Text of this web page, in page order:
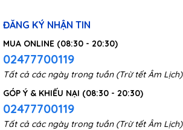
ĐĂNG KÝ NHẬN TIN
MUA ONLINE (08:30 - 20:30)
02477700119
Tất cả các ngày trong tuần (Trừ tết Âm Lịch)
GÓP Ý & KHIẾU NẠI (08:30 - 20:30)
02477700119
Tất cả các ngày trong tuần (Trừ tết Âm Lịch)